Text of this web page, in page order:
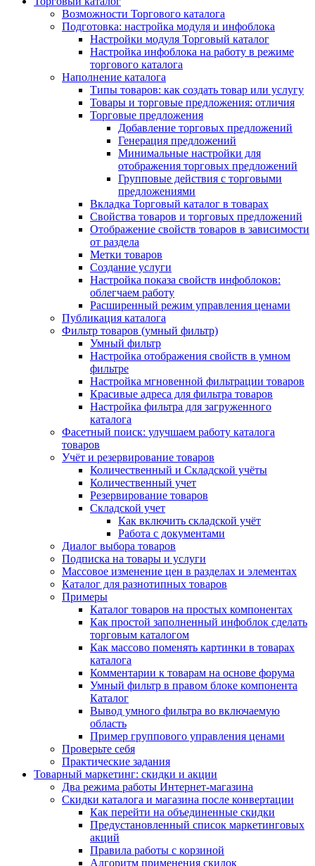
Возможности Торгового каталога
Подготовка: настройка модуля и инфоблока
Настройки модуля Торговый каталог
Настройка инфоблока на работу в режиме
торгового каталога
Наполнение каталога
Типы товаров: как создать товар или услугу
Товары и торговые предложения: отличия
Торговые предложения
Добавление торговых предложений
Генерация предложений
Минимальные настройки для
отображения торговых предложений
Групповые действия с торговыми
предложениями
Вкладка Торговый каталог в товарах
Свойства товаров и торговых предложений
Отображение свойств товаров в зависимости
от раздела
Метки товаров
Создание услуги
Настройка показа свойств инфоблоков:
облегчаем работу
Расширенный режим управления ценами
Публикация каталога
Фильтр товаров (умный фильтр)
Умный фильтр
Настройка отображения свойств в умном
фильтре
Настройка мгновенной фильтрации товаров
Красивые адреса для фильтра товаров
Настройка фильтра для загруженного
каталога
Фасетный поиск: улучшаем работу каталога
товаров
Учёт и резервирование товаров
Количественный и Складской учёты
Количественный учет
Резервирование товаров
Складской учет
Как включить складской учёт
Работа с документами
Диалог выбора товаров
Подписка на товары и услуги
Массовое изменение цен в разделах и элементах
Каталог для разнотипных товаров
Примеры
Каталог товаров на простых компонентах
Как простой заполненный инфоблок сделать
торговым каталогом
Как массово поменять картинки в товарах
каталога
Комментарии к товарам на основе форума
Умный фильтр в правом блоке компонента
Каталог
Вывод умного фильтра во включаемую
область
Пример группового управления ценами
Проверьте себя
Практические задания
Товарный маркетинг: скидки и акции
Два режима работы Интернет-магазина
Скидки каталога и магазина после конвертации
Как перейти на объединенные скидки
Предустановленный список маркетинговых
акций
Правила работы с корзиной
Алгоритм применения скидок